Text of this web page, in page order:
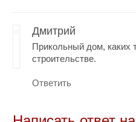
Дмитрий
Прикольный дом, каких
строительстве.
Ответить